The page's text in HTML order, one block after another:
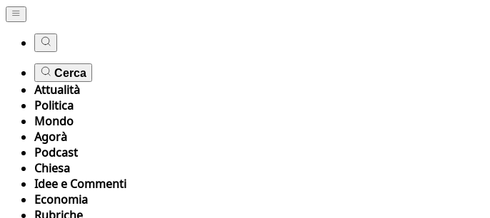
Cerca
Attualità
Politica
Mondo
Agorà
Podcast
Chiesa
Idee e Commenti
Economia